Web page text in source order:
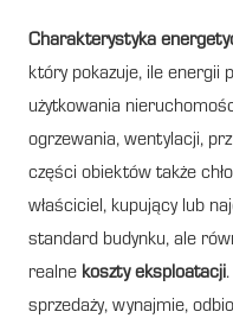
Charakterystyka
który pokazuje, ile energii
użytkowania
ogrzewania, wentylacji,
części obiektów także
właściciel, kupujący lub
standard budynku, ale
realne koszty eksploatacji
sprzedaży, wynajmie,